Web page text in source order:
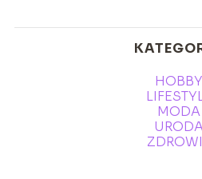
HOBBY
MODA